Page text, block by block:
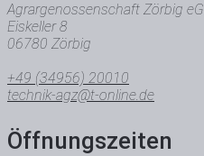
Agrargenossenschaft Zörbig eG
Eiskeller 8
06780 Zörbig
+49 (34956) 20010
technik-agz@t-online.de
Öffnungszeiten